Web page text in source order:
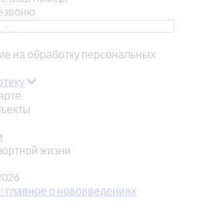
на обработку персональных
жизни
главное о нововведениях